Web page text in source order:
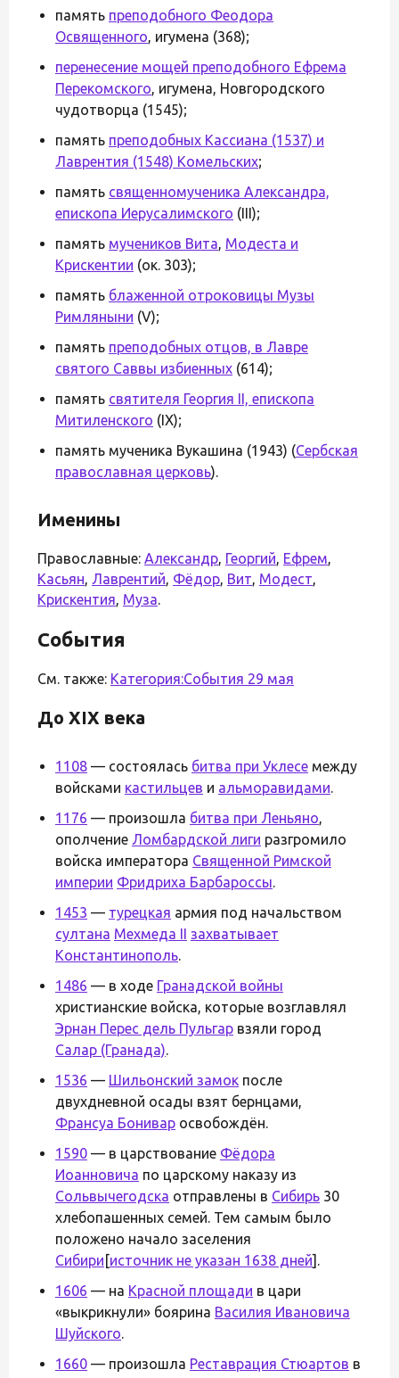
память преподобного Феодора
Освященного, игумена (368);
перенесение мощей преподобного Ефрема
Перекомского, игумена, Новгородского
чудотворца (1545);
память преподобных Кассиана (1537) и
Лаврентия (1548) Комельских;
память священномученика Александра,
епископа Иерусалимского (III);
память мучеников Вита, Модеста и
Крискентии (ок. 303);
память блаженной отроковицы Музы
Римляныни (V);
память преподобных отцов, в Лавре
святого Саввы избиенных (614);
память святителя Георгия II, епископа
Митиленского (IX);
память мученика Вукашина (1943) (Сербская
православная церковь).
Именины
Православные: Александр, Георгий, Ефрем,
Касьян, Лаврентий, Фёдор, Вит, Модест,
Крискентия, Муза.
События
См. также: Категория:События 29 мая
До XIX века
1108 — состоялась битва при Уклесе между
войсками кастильцев и альморавидами.
1176 — произошла битва при Леньяно,
ополчение Ломбардской лиги разгромило
войска императора Священной Римской
империи Фридриха Барбароссы.
1453 — турецкая армия под начальством
султана Мехмеда II захватывает
Константинополь.
1486 — в ходе Гранадской войны
христианские войска, которые возглавлял
Эрнан Перес дель Пульгар взяли город
Салар (Гранада).
1536 — Шильонский замок после
двухдневной осады взят бернцами,
Франсуа Бонивар освобождён.
1590 — в царствование Фёдора
Иоанновича по царскому наказу из
Сольвычегодска отправлены в Сибирь 30
хлебопашенных семей. Тем самым было
положено начало заселения
Сибири [источник не указан 1638 дней].
1606 — на Красной площади в цари
«выкрикнули» боярина Василия Ивановича
Шуйского.
1660 — произошла Реставрация Стюартов в